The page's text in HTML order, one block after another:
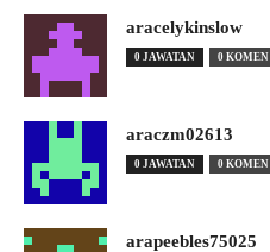
aracelykinslow
0 JAWATAN 0 KOMEN
araczm02613
0 JAWATAN 0 KOMEN
arapeebles75025